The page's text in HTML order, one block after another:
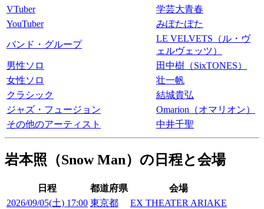
VTuber
学芸大青春
YouTuber
みぽたぽた
バンド・グループ
LE VELVETS（ル・ヴ
ェルヴェッツ）
男性ソロ
田中樹（SixTONES）
女性ソロ
壮一帆
クラシック
結城貴弘
ジャズ・フュージョン
Omarion（オマリオン）
その他のアーティスト
中井千聖
岩本照（Snow Man）の日程と会場
日程 都道府県
会場
2026/09/05(土) 17:00 東京都
EX THEATER ARIAKE